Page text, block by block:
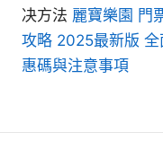
决方法 麗寶樂園 門
攻略 2025最新版
惠碼與注意事項